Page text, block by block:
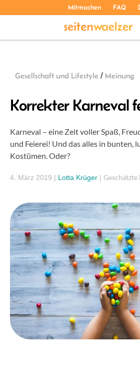
Mitmachen FAQ
Gesellschaft und Lifestyle / Meinung
Korrekter Karneval
Karneval – eine Zeit voller Spaß,
und Feierei! Und das alles in bunten,
Kostümen. Oder?
4. März 2019 | Lotta Krüger | Geschätzte